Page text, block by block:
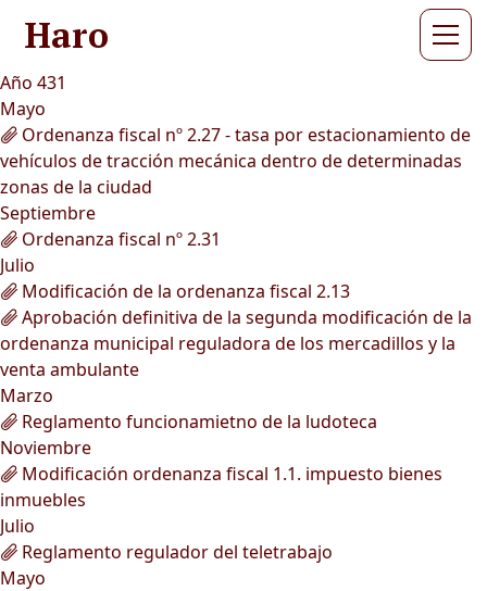
Haro
Año 431
Mayo
Ordenanza fiscal nº 2.27 - tasa por estacionamiento de
vehículos de tracción mecánica dentro de determinadas
zonas de la ciudad
Septiembre
Ordenanza fiscal nº 2.31
Julio
Modificación de la ordenanza fiscal 2.13
Aprobación definitiva de la segunda modificación de la
ordenanza municipal reguladora de los mercadillos y la
venta ambulante
Marzo
Reglamento funcionamietno de la ludoteca
Noviembre
Modificación ordenanza fiscal 1.1. impuesto bienes
inmuebles
Julio
Reglamento regulador del teletrabajo
Mayo